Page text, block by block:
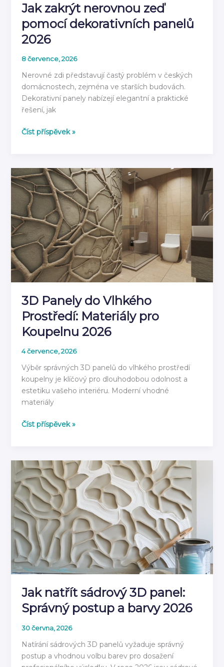
Jak zakrýt nerovnou zeď
pomocí dekorativních panelů
2026
8 července, 2026
Nerovné zdi představují častý problém v českých
domácnostech, zejména ve starších budovách.
Dekorativní panely nabízejí elegantní a praktické
řešení, jak
Jak
zeď
pomocí
dekorativních
panelů
2026
Číst příspěvek »
3D Panely do Vlhkého
Prostředí: Materiály pro
Koupelnu 2026
4 července, 2026
Výběr správných 3D panelů do vlhkého prostředí
koupelny je klíčový pro dlouhodobou odolnost a
estetiku vašeho interiéru. Moderní vhodné
materiály
3D
Vlhkého
Prostředí:
Materiály
pro
Koupelnu
2026
Číst příspěvek »
Jak natřít sádrový 3D panel:
Správný postup a barvy 2026
30 června, 2026
Natírání sádrových 3D panelů vyžaduje správný
postup a vhodnou volbu barev pro dosažení